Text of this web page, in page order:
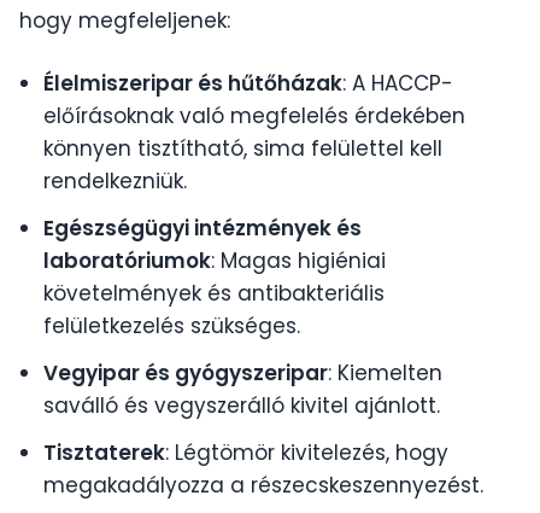
hogy megfeleljenek:
Élelmiszeripar és hűtőházak: A HACCP-
előírásoknak való megfelelés érdekében
könnyen tisztítható, sima felülettel kell
rendelkezniük.
Egészségügyi intézmények és
laboratóriumok: Magas higiéniai
követelmények és antibakteriális
felületkezelés szükséges.
Vegyipar és gyógyszeripar: Kiemelten
saválló és vegyszerálló kivitel ajánlott.
Tisztaterek: Légtömör kivitelezés, hogy
megakadályozza a részecskeszennyezést.